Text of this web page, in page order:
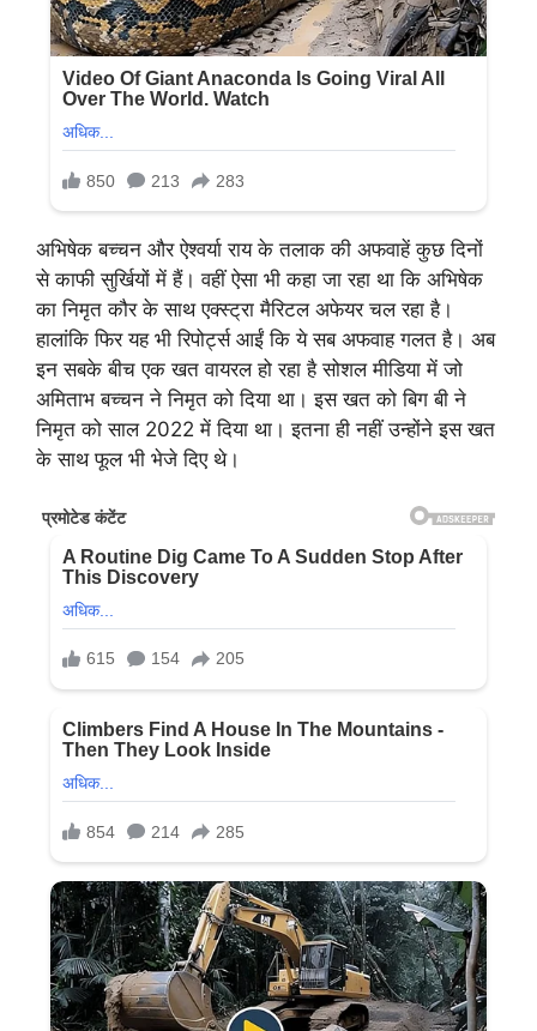
अभिषेक बच्चन और ऐश्वर्या राय के तलाक की अफवाहें कुछ दिनों
से काफी सुर्खियों में हैं। वहीं ऐसा भी कहा जा रहा था कि अभिषेक
का निमृत कौर के साथ एक्स्ट्रा मैरिटल अफेयर चल रहा है।
हालांकि फिर यह भी रिपोर्ट्स आईं कि ये सब अफवाह गलत है। अब
इन सबके बीच एक खत वायरल हो रहा है सोशल मीडिया में जो
अमिताभ बच्चन ने निमृत को दिया था। इस खत को बिग बी ने
निमृत को साल 2022 में दिया था। इतना ही नहीं उन्होंने इस खत
के साथ फूल भी भेजे दिए थे।